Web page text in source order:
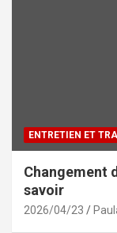
ENTRETIEN ET
Changement
savoir
2026/04/23